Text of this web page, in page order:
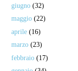
giugno (32)
maggio (22)
aprile (16)
marzo (23)
febbraio (17)